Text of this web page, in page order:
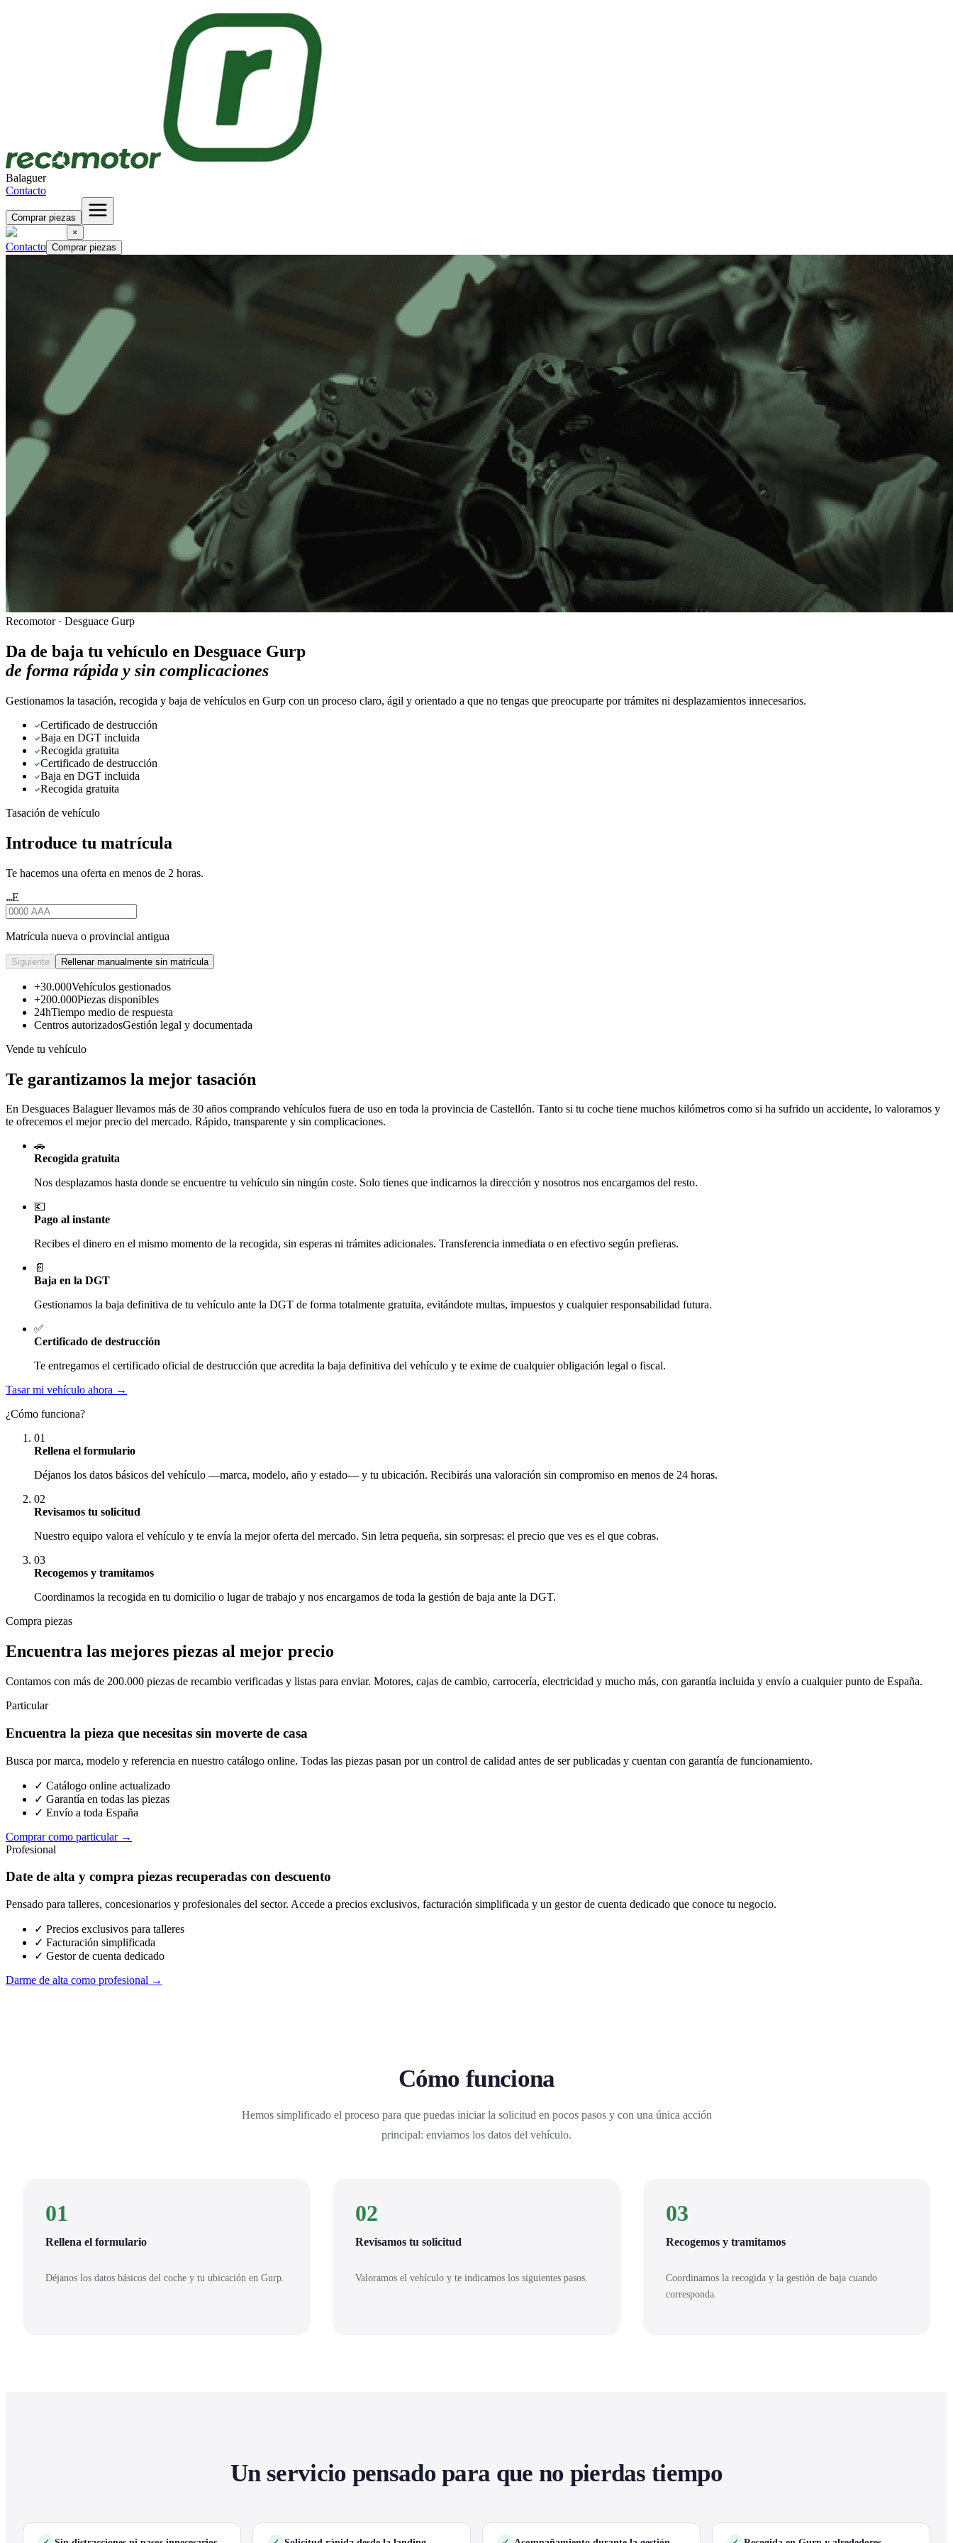
Balaguer
Contacto
Comprar piezas
×
Contacto Comprar piezas
Recomotor · Desguace Gurp
Da de baja tu vehículo en Desguace Gurp
de forma rápida y sin complicaciones
Gestionamos la tasación, recogida y baja de vehículos en Gurp con un proceso claro, ágil y orientado a que no tengas que preocuparte por trámites ni desplazamientos innecesarios.
Certificado de destrucción
Baja en DGT incluida
Recogida gratuita
Certificado de destrucción
Baja en DGT incluida
Recogida gratuita
Tasación de vehículo
Introduce tu matrícula
Te hacemos una oferta en menos de 2 horas.
★★★E
Matrícula nueva o provincial antigua
Siguiente Rellenar manualmente sin matrícula
+30.000Vehículos gestionados
+200.000Piezas disponibles
24hTiempo medio de respuesta
Centros autorizadosGestión legal y documentada
Vende tu vehículo
Te garantizamos la mejor tasación
En Desguaces Balaguerllevamos más de 30 años comprando vehículos fuera de uso en toda la provincia de Castellón. Tanto si tu coche tiene muchos kilómetros como si ha sufrido un accidente, lo valoramos y
te ofrecemos el mejor precio del mercado. Rápido, transparente y sin complicaciones.
🚗
Recogida gratuita
Nos desplazamos hasta donde se encuentre tu vehículo sin ningún coste. Solo tienes que indicarnos la dirección y nosotros nos encargamos del resto.
💶
Pago al instante
Recibes el dinero en el mismo momento de la recogida, sin esperas ni trámites adicionales. Transferencia inmediata o en efectivo según prefieras.
📄
Baja en la DGT
Gestionamos la baja definitiva de tu vehículo ante la DGT de forma totalmente gratuita, evitándote multas, impuestos y cualquier responsabilidad futura.
✅
Certificado de destrucción
Te entregamos el certificado oficial de destrucción que acredita la baja definitiva del vehículo y te exime de cualquier obligación legal o fiscal.
Tasar mi vehículo ahora →
¿Cómo funciona?
01
Rellena el formulario
Déjanos los datos básicos del vehículo —marca, modelo, año y estado— y tu ubicación. Recibirás una valoración sin compromiso en menos de 24 horas.
02
Revisamos tu solicitud
Nuestro equipo valora el vehículo y te envía la mejor oferta del mercado. Sin letra pequeña, sin sorpresas: el precio que ves es el que cobras.
03
Recogemos y tramitamos
Coordinamos la recogida en tu domicilio o lugar de trabajo y nos encargamos de toda la gestión de baja ante la DGT.
Compra piezas
Encuentra las mejores piezas al mejor precio
Contamos con más de 200.000 piezas de recambio verificadas y listas para enviar. Motores, cajas de cambio, carrocería, electricidad y mucho más, con garantía incluida y envío a cualquier punto de España.
Particular
Encuentra la pieza que necesitas sin moverte de casa
Busca por marca, modelo y referencia en nuestro catálogo online. Todas las piezas pasan por un control de calidad antes de ser publicadas y cuentan con garantía de funcionamiento.
✓ Catálogo online actualizado
✓ Garantía en todas las piezas
✓ Envío a toda España
Comprar como particular →
Profesional
Date de alta y compra piezas recuperadas con descuento
Pensado para talleres, concesionarios y profesionales del sector. Accede a precios exclusivos, facturación simplificada y un gestor de cuenta dedicado que conoce tu negocio.
✓ Precios exclusivos para talleres
✓ Facturación simplificada
✓ Gestor de cuenta dedicado
Darme de alta como profesional →
Cómo funciona
Hemos simplificado el proceso para que puedas iniciar la solicitud en pocos pasos y con una única acción
principal: enviarnos los datos del vehículo.
01
Rellena el formulario
Déjanos los datos básicos del coche y tu ubicación en Gurp.
02
Revisamos tu solicitud
Valoramos el vehículo y te indicamos los siguientes pasos.
03
Recogemos y tramitamos
Coordinamos la recogida y la gestión de baja cuando
corresponda.
Un servicio pensado para que no pierdas tiempo